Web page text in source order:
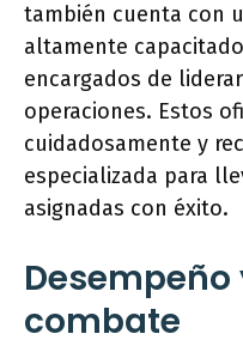
también cuenta con
altamente
encargados de
operaciones. Estos
cuidadosamente y
especializada para
asignadas con éxito.
combate